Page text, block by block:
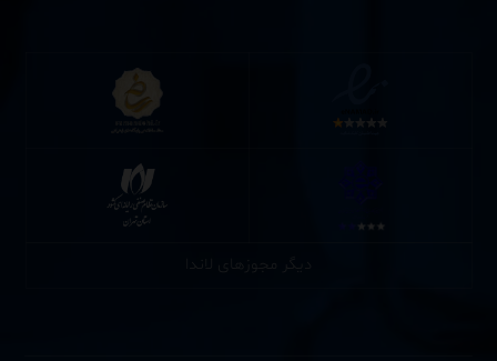
دیگر مجوزهای لاندا